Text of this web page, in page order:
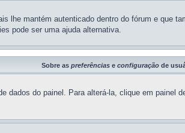
lhe mantém autenticado dentro do fórum e que
pode ser uma ajuda alternativa.
Sobre as preferênciase configuraçãode
do painel. Para alterá-la, clique em painel